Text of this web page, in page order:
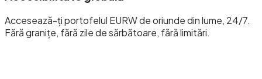
Accesează-ți portofelul EURW de oriunde din lume, 24/7.
Fără granițe, fără zile de sărbătoare, fără limitări.